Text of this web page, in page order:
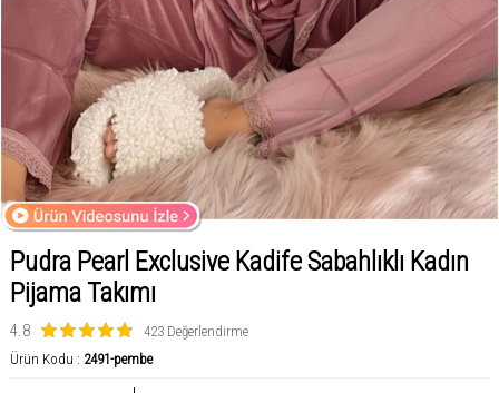
Pudra Pearl Exclusive Kadife Sabahlıklı Kadın
Pijama Takımı
4.8
423 Değerlendirme
Ürün Kodu : 2491-pembe